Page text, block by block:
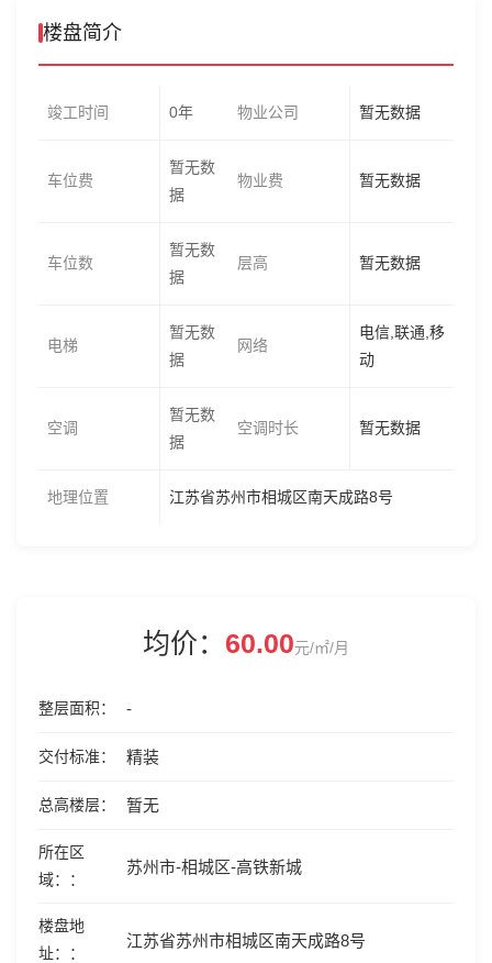
楼盘简介
竣工时间 0年 物业公司 暂无数据
车位费
暂无数
据
物业费 暂无数据
车位数
暂无数
据
层高 暂无数据
电梯
暂无数
据
网络
电信,联通,移
动
空调
暂无数
据
空调时长 暂无数据
地理位置 江苏省苏州市相城区南天成路8号
均价： 60.00元/㎡/月
整层面积 -
交付标准 精装
总高楼层 暂无
所在区
域：
苏州市-相城区-高铁新城
楼盘地
址：
江苏省苏州市相城区南天成路8号